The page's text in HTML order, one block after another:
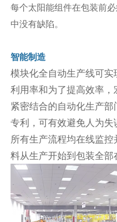
每个太阳能组件在包装前
中没有缺陷。
智能制造
模块化全自动生产线可
利用率和为了提高效率
紧密结合的自动化生产
专利，可有效避免人为
所有生产流程均在线监
料从生产开始到包装全部